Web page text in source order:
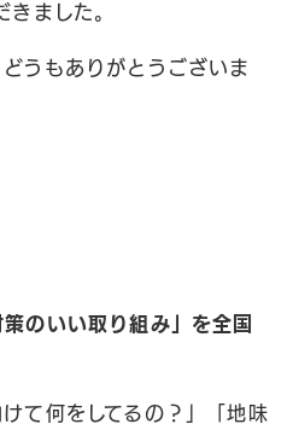
ました。
うもありがとうございま
のいい取り組み」を全国
て何をしてるの？」「地味